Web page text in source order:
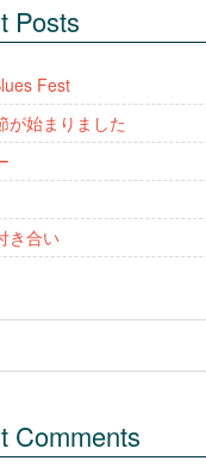
Posts
Fest
が始まりました
き合い
Comments